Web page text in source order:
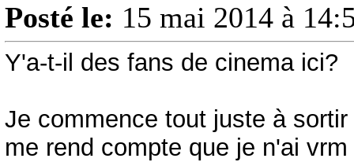
Posté le: 15 mai 2014 à
Y'a-t-il des fans de cinema ici?
Je commence tout juste à
me rend compte que je n'ai